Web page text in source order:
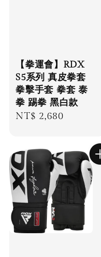
【拳運會】RDX
S5系列 真皮拳套
拳擊手套 拳套 泰
拳 踢拳 黑白款
Regular
NT$ 2,680